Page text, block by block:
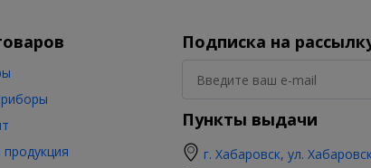
Подписка на
Пункты выдачи
г. Хабаровск, ул.